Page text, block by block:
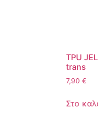
TPU
trans
7,90 €
Στο